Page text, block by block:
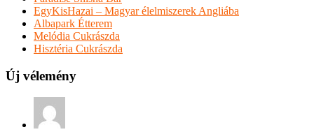
EgyKisHazai – Magyar élelmiszerek Angliába
Albapark Étterem
Melódia Cukrászda
Hisztéria Cukrászda
Új vélemény